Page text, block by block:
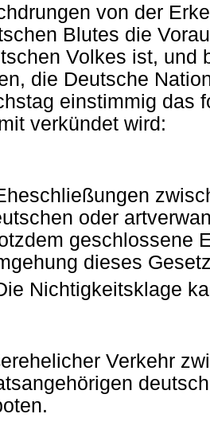
von der
Blutes die
Volkes ist, und
die Deutsche
einstimmig das
verkündet wird:
oder
geschlossene
dieses
Nichtigkeitsklage
Verkehr